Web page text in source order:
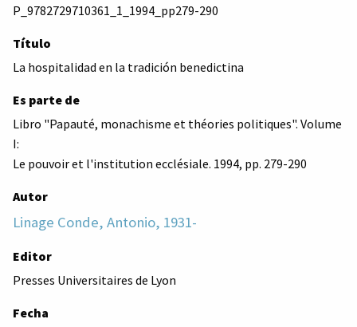
P_9782729710361_1_1994_pp279-290
Título
La hospitalidad en la tradición benedictina
Es parte de
Libro "Papauté, monachisme et théories politiques". Volume
I:
Le pouvoir et l'institution ecclésiale. 1994, pp. 279-290
Autor
Linage Conde, Antonio, 1931-
Editor
Presses Universitaires de Lyon
Fecha